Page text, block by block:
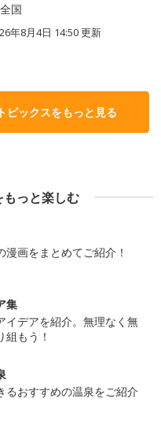
全国
年8月4日 14:50更新
ピックスをもっと見る
っと楽しむ
画をまとめてご紹介！
集
イデアを紹介。無理なく無
もう！
るおすすめの温泉をご紹介